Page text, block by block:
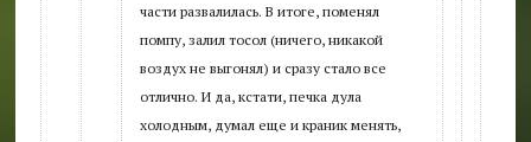
части развалилась. В итоге, поменял
помпу, залил тосол (ничего, никакой
воздух не выгонял) и сразу стало все
отлично. И да, кстати, печка дула
холодным, думал еще и краник менять,